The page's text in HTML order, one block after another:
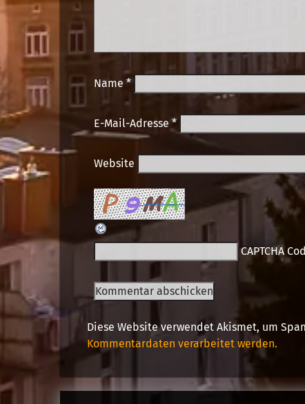
Name *
E-Mail-Adresse *
Website
CAPTCHA
Diese Website verwendet Akismet, um
Kommentardaten verarbeitet werden.